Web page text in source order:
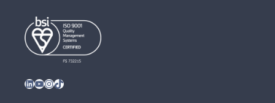
LinkedIn YouTube InstagramTikTok